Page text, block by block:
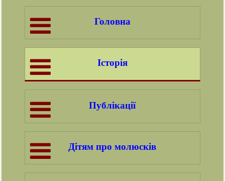
Головна
Історія
Публікації
Дітям про молюсків